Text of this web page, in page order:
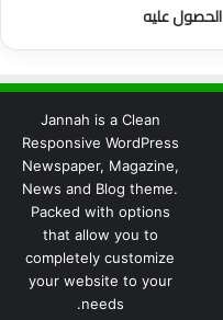
عليه
Jannah is a Clean
Responsive WordPress
Newspaper, Magazine,
News and Blog theme.
Packed with options
that allow you to
completely customize
your website to your
needs.